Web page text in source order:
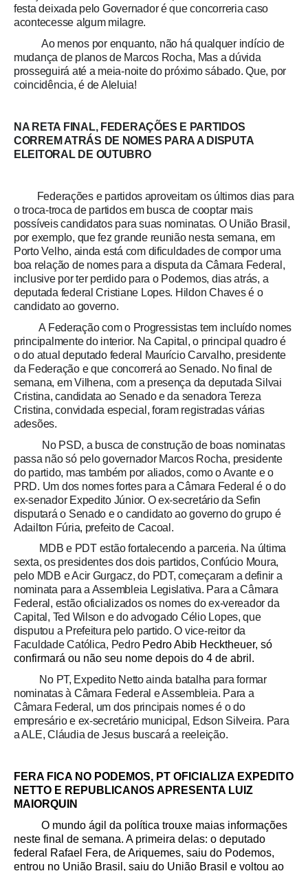
festa deixada pelo Governador é que concorreria caso
acontecesse algum milagre.
Ao menos por enquanto, não há qualquer indício de
mudança de planos de Marcos Rocha, Mas a dúvida
prosseguirá até a meia-noite do próximo sábado. Que, por
coincidência, é de Aleluia!
NA RETA FINAL, FEDERAÇÕES E PARTIDOS
CORREM ATRÁS DE NOMES PARA A DISPUTA
ELEITORAL DE OUTUBRO
Federações e partidos aproveitam os últimos dias para
o troca-troca de partidos em busca de cooptar mais
possíveis candidatos para suas nominatas. O União Brasil,
por exemplo, que fez grande reunião nesta semana, em
Porto Velho, ainda está com dificuldades de compor uma
boa relação de nomes para a disputa da Câmara Federal,
inclusive por ter perdido para o Podemos, dias atrás, a
deputada federal Cristiane Lopes. Hildon Chaves é o
candidato ao governo.
A Federação com o Progressistas tem incluído nomes
principalmente do interior. Na Capital, o principal quadro é
o do atual deputado federal Maurício Carvalho, presidente
da Federação e que concorrerá ao Senado. No final de
semana, em Vilhena, com a presença da deputada Silvai
Cristina, candidata ao Senado e da senadora Tereza
Cristina, convidada especial, foram registradas várias
adesões.
No PSD, a busca de construção de boas nominatas
passa não só pelo governador Marcos Rocha, presidente
do partido, mas também por aliados, como o Avante e o
PRD. Um dos nomes fortes para a Câmara Federal é o do
ex-senador Expedito Júnior. O ex-secretário da Sefin
disputará o Senado e o candidato ao governo do grupo é
Adailton Fúria, prefeito de Cacoal.
MDB e PDT estão fortalecendo a parceria. Na última
sexta, os presidentes dos dois partidos, Confúcio Moura,
pelo MDB e Acir Gurgacz, do PDT, começaram a definir a
nominata para a Assembleia Legislativa. Para a Câmara
Federal, estão oficializados os nomes do ex-vereador da
Capital, Ted Wilson e do advogado Célio Lopes, que
disputou a Prefeitura pelo partido. O vice-reitor da
Faculdade Católica, Pedro Pedro Abib Hecktheuer, só
confirmará ou não seu nome depois do 4 de abril.
No PT, Expedito Netto ainda batalha para formar
nominatas à Câmara Federal e Assembleia. Para a
Câmara Federal, um dos principais nomes é o do
empresário e ex-secretário municipal, Edson Silveira. Para
a ALE, Cláudia de Jesus buscará a reeleição.
FERA FICA NO PODEMOS, PT OFICIALIZA EXPEDITO
NETTO E REPUBLICANOS APRESENTA LUIZ
MAIORQUIN
O mundo ágil da política trouxe maias informações
neste final de semana. A primeira delas: o deputado
federal Rafael Fera, de Ariquemes, saiu do Podemos,
entrou no União Brasil, saiu do União Brasil e voltou ao